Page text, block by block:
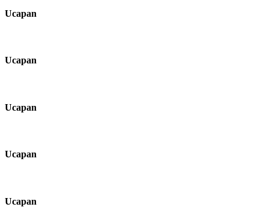
Ucapan
Ucapan
Ucapan
Ucapan
Ucapan